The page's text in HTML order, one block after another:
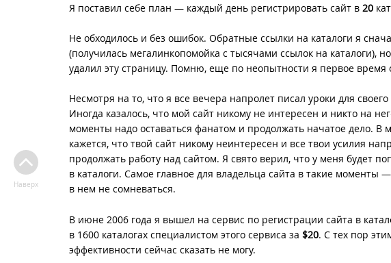
Я поставил себе план — каждый день регистрировать сайт в 20
Не обходилось и без ошибок. Обратные ссылки на каталоги я
(получилась мегалинкопомойка с тысячами ссылок на каталоги),
удалил эту страницу. Помню, еще по неопытности я первое время
Несмотря на то, что я все вечера напролет писал уроки для
Иногда казалось, что мой сайт никому не интересен и никто на
моменты надо оставаться фанатом и продолжать начатое дело. В
кажется, что твой сайт никому неинтересен и все твои усилия
продолжать работу над сайтом. Я свято верил, что у меня будет
в каталоги. Самое главное для владельца сайта в такие моменты
в нем не сомневаться.
В июне 2006 года я вышел на сервис по регистрации сайта в
в 1600 каталогах специалистом этого сервиса за $20. С тех пор
эффективности сейчас сказать не могу.
Наверх